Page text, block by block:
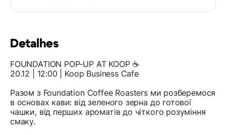
Detalhes
FOUNDATION POP-UP AT KOOP ☕️
20.12 | 12:00 | Koop Business Cafe
Разом з Foundation Coffee Roasters ми розберемося
в основах кави: від зеленого зерна до готової
чашки, від перших ароматів до чіткого розуміння
смаку.